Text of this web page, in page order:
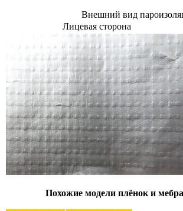
Внешний вид
Лицевая сторона
Похожие модели плёнок и